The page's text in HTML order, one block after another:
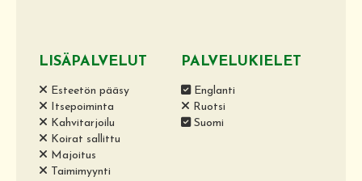
LISÄPALVELUT
Esteetön pääsy
Itsepoiminta
Kahvitarjoilu
Koirat sallittu
Majoitus
Taimimyynti
PALVELUKIELET
Englanti
Ruotsi
Suomi